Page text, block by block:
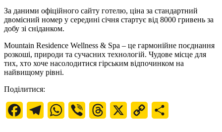
За даними офіційного сайту готелю, ціна за стандартний
двомісний номер у середині січня стартує від 8000 гривень за
добу зі сніданком.
Mountain Residence Wellness & Spa – це гармонійне поєднання
розкоші, природи та сучасних технологій. Чудове місце для
тих, хто хоче насолодитися гірським відпочинком на
найвищому рівні.
Поділитися:
FacebookTelegramWhatsApp
Viber Threads
Copy